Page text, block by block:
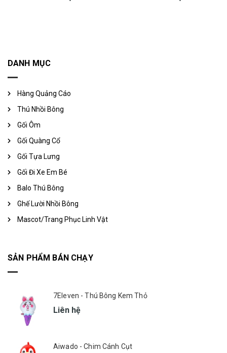
DANH MỤC
Hàng Quảng Cáo
Thú Nhồi Bông
Gối Ôm
Gối Quàng Cổ
Gối Tựa Lưng
Gối Đi Xe Em Bé
Balo Thú Bông
Ghế Lười Nhồi Bông
Mascot/Trang Phục Linh Vật
SẢN PHẨM BÁN CHẠY
7Eleven - Thú Bông Kem Thỏ
Liên hệ
Aiwado - Chim Cánh Cụt